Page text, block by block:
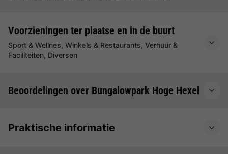
Voorzieningen ter plaatse en in de buurt
Sport & Wellnes, Winkels & Restaurants, Verhuur &
Faciliteiten, Diversen
Beoordelingen over Bungalowpark Hoge Hexel
Praktische informatie